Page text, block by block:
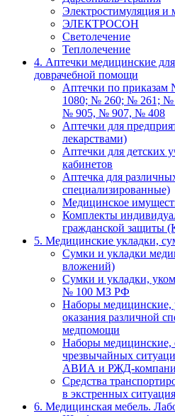
Электростимуляция и
ЭЛЕКТРОСОН
Светолечение
Теплолечение
4. Аптечки медицинские
доврачебной помощи
Аптечки по
1080; № 260; № 261;
№ 905, № 907, № 408
Аптечки для
лекарствами)
Аптечки для детских
кабинетов
Аптечка для
специализированные)
Медицинское
Комплекты
гражданской защиты
5. Медицинские укладки,
Сумки и укладки
вложений)
Сумки и укладки,
№ 100 МЗ РФ
Наборы медицинские,
оказания различной
медпомощи
Наборы медицинские,
чрезвычайных
АВИА и РЖД-
Средства
в экстренных
6. Медицинская мебель.